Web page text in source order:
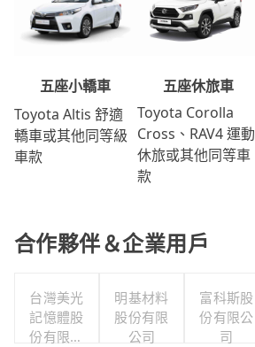
五座小轎車
Toyota Altis 舒適
轎車或其他同等級
車款
五座休旅車
Toyota Corolla
Cross、RAV4 運動
休旅或其他同等車
款
合作夥伴＆企業用戶
台灣美光
記憶體股
份有限公
明基材料
股份有限
公司
富科斯股
份有限公
司